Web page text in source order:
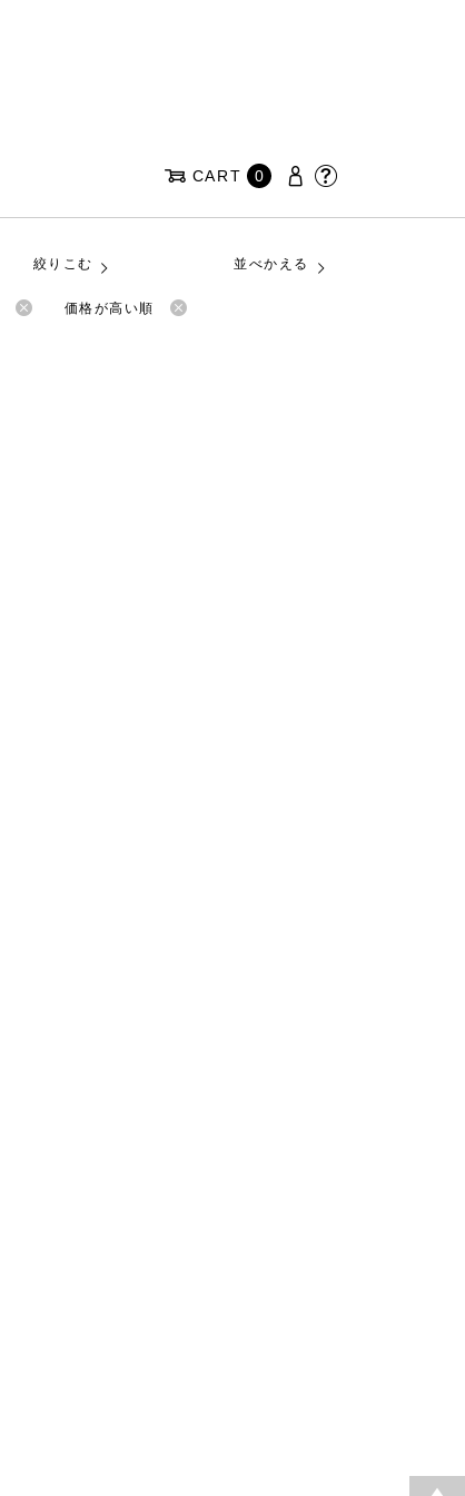
CART 0
絞りこむ 並べかえる
価格が高い順